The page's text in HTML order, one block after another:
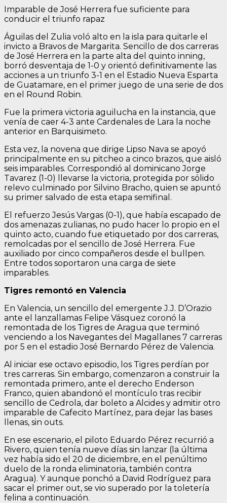
Imparable de José Herrera fue suficiente para
conducir el triunfo rapaz
Águilas del Zulia voló alto en la isla para quitarle el
invicto a Bravos de Margarita. Sencillo de dos carreras
de José Herrera en la parte alta del quinto inning,
borró desventaja de 1-0 y orientó definitivamente las
acciones a un triunfo 3-1 en el Estadio Nueva Esparta
de Guatamare, en el primer juego de una serie de dos
en el Round Robin.
Fue la primera victoria aguilucha en la instancia, que
venía de caer 4-3 ante Cardenales de Lara la noche
anterior en Barquisimeto.
Esta vez, la novena que dirige Lipso Nava se apoyó
principalmente en su pitcheo a cinco brazos, que aisló
seis imparables. Correspondió al dominicano Jorge
Tavarez (1-0) llevarse la victoria, protegida por sólido
relevo culminado por Silvino Bracho, quien se apuntó
su primer salvado de esta etapa semifinal.
El refuerzo Jesús Vargas (0-1), que había escapado de
dos amenazas zulianas, no pudo hacer lo propio en el
quinto acto, cuando fue etiquetado por dos carreras,
remolcadas por el sencillo de José Herrera. Fue
auxiliado por cinco compañeros desde el bullpen.
Entre todos soportaron una carga de siete
imparables.
Tigres remontó en Valencia
En Valencia, un sencillo del emergente J.J. D’Orazio
ante el lanzallamas Felipe Vásquez coronó la
remontada de los Tigres de Aragua que terminó
venciendo a los Navegantes del Magallanes 7 carreras
por 5 en el estadio José Bernardo Pérez de Valencia.
Al iniciar ese octavo episodio, los Tigres perdían por
tres carreras. Sin embargo, comenzaron a construir la
remontada primero, ante el derecho Enderson
Franco, quien abandonó el montículo tras recibir
sencillo de Cedrola, dar boleto a Alcides y admitir otro
imparable de Cafecito Martínez, para dejar las bases
llenas, sin outs.
En ese escenario, el piloto Eduardo Pérez recurrió a
Rivero, quien tenía nueve días sin lanzar (la última
vez había sido el 20 de diciembre, en el penúltimo
duelo de la ronda eliminatoria, también contra
Aragua). Y aunque ponchó a David Rodríguez para
sacar el primer out, se vio superado por la toletería
felina a continuación.